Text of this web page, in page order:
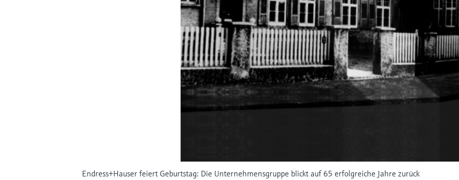
Endress+Hauser feiert Geburtstag: Die Unternehmensgruppe blickt auf 65 erfolgreiche Jahre zurück